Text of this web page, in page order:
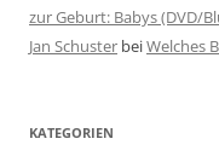
zur Geburt: Babys (DVD/
Jan Schuster beiWelches
KATEGORIEN